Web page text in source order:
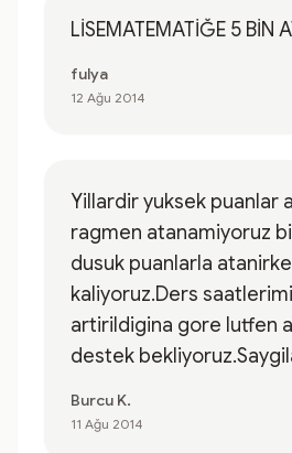
LİSEMATEMATİĞE 5 BİN
fulya
12 Ağu 2014
Yillardir yuksek puanlar
ragmen atanamiyoruz
dusuk puanlarla
kaliyoruz.Ders
artirildigina gore lutfen
destek
Burcu K.
11 Ağu 2014